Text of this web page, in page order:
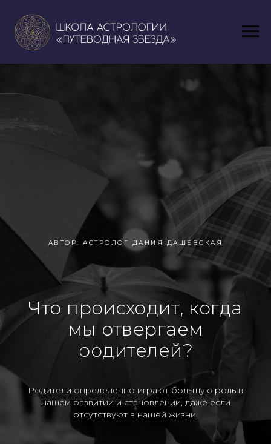
АВТОР: АСТРОЛОГ ДАНИЯ ДАШЕВСКАЯ
Что происходит, когда
мы отвергаем
родителей?
Родители определенно играют большую роль в
нашем развитии и становлении, даже если
отсутствуют в нашей жизни.